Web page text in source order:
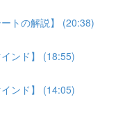
トの解説】 (20:38)
ンド】 (18:55)
ンド】 (14:05)